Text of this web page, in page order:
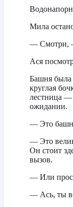
Мила
— Смотри,
Ася
Башня была
круглая
лестница —
ожидании.
— Это
— Это
Он стоит
вызов.
— Или
— Ась, ты